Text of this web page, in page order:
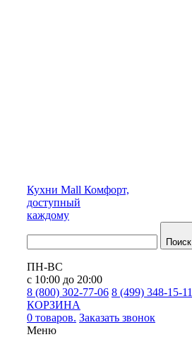
Кухни Mall Комфорт,
доступный
каждому
Поиск
ПН-ВС
с 10:00 до 20:00
8 (800) 302-77-06 8 (499) 348-15-11
КОРЗИНА
0 товаров. Заказать звонок
Меню